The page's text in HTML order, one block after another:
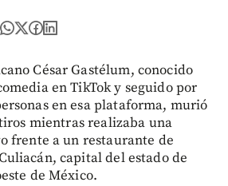
César Gastélum, conocido
en TikTok y seguido por
en esa plataforma, murió
mientras realizaba una
frente a un restaurante de
capital del estado de
de México.